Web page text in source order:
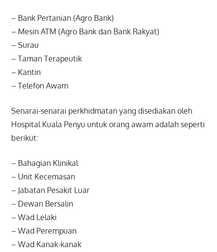
– Bank Pertanian (Agro Bank)
– Mesin ATM (Agro Bank dan Bank Rakyat)
– Surau
– Taman Terapeutik
– Kantin
– Telefon Awam
Senarai-senarai perkhidmatan yang disediakan oleh
Hospital Kuala Penyu untuk orang awam adalah seperti
berikut:
– Bahagian Klinikal
– Unit Kecemasan
– Jabatan Pesakit Luar
– Dewan Bersalin
– Wad Lelaki
– Wad Perempuan
– Wad Kanak-kanak